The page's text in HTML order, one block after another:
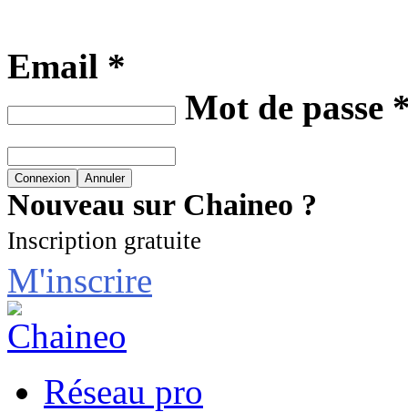
Email *
Mot de passe
Nouveau sur Chaineo ?
Inscription gratuite
M'inscrire
Réseau pro